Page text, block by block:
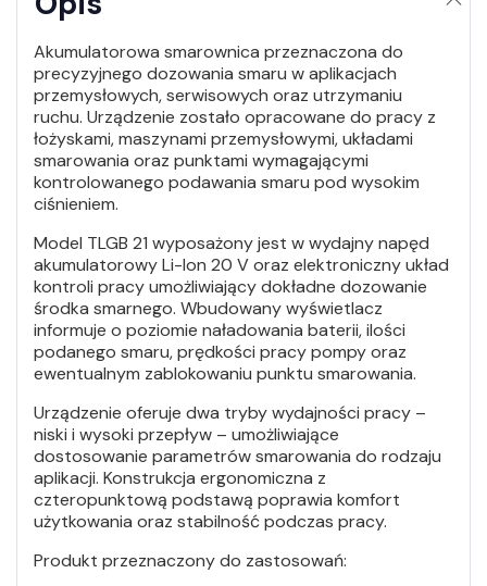
Akumulatorowa smarownica przeznaczona do
precyzyjnego dozowania smaru w aplikacjach
przemysłowych, serwisowych oraz utrzymaniu
ruchu. Urządzenie zostało opracowane do pracy z
łożyskami, maszynami przemysłowymi, układami
smarowania oraz punktami wymagającymi
kontrolowanego podawania smaru pod wysokim
ciśnieniem.
Model TLGB 21 wyposażony jest w wydajny napęd
akumulatorowy Li-Ion 20 V oraz elektroniczny układ
kontroli pracy umożliwiający dokładne dozowanie
środka smarnego. Wbudowany wyświetlacz
informuje o poziomie naładowania baterii, ilości
podanego smaru, prędkości pracy pompy oraz
ewentualnym zablokowaniu punktu smarowania.
Urządzenie oferuje dwa tryby wydajności pracy –
niski i wysoki przepływ – umożliwiające
dostosowanie parametrów smarowania do rodzaju
aplikacji. Konstrukcja ergonomiczna z
czteropunktową podstawą poprawia komfort
użytkowania oraz stabilność podczas pracy.
Produkt przeznaczony do zastosowań: